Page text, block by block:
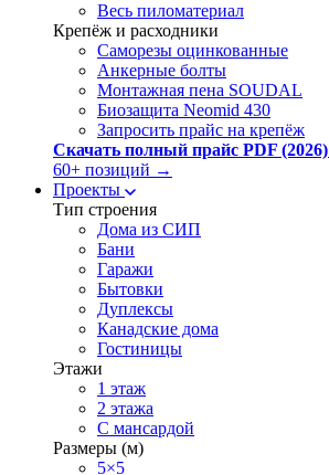
Весь пиломатериал
Крепёж и расходники
Саморезы оцинкованные
Анкерные болты
Монтажная пена SOUDAL
Биозащита Neomid 430
Запросить прайс на крепёж
Скачать полный прайс PDF (2026)
60+ позиций →
Проекты
Тип строения
Дома из СИП
Бани
Гаражи
Бытовки
Дуплексы
Канадские дома
Гостиницы
Этажи
1 этаж
2 этажа
С мансардой
Размеры (м)
5×5